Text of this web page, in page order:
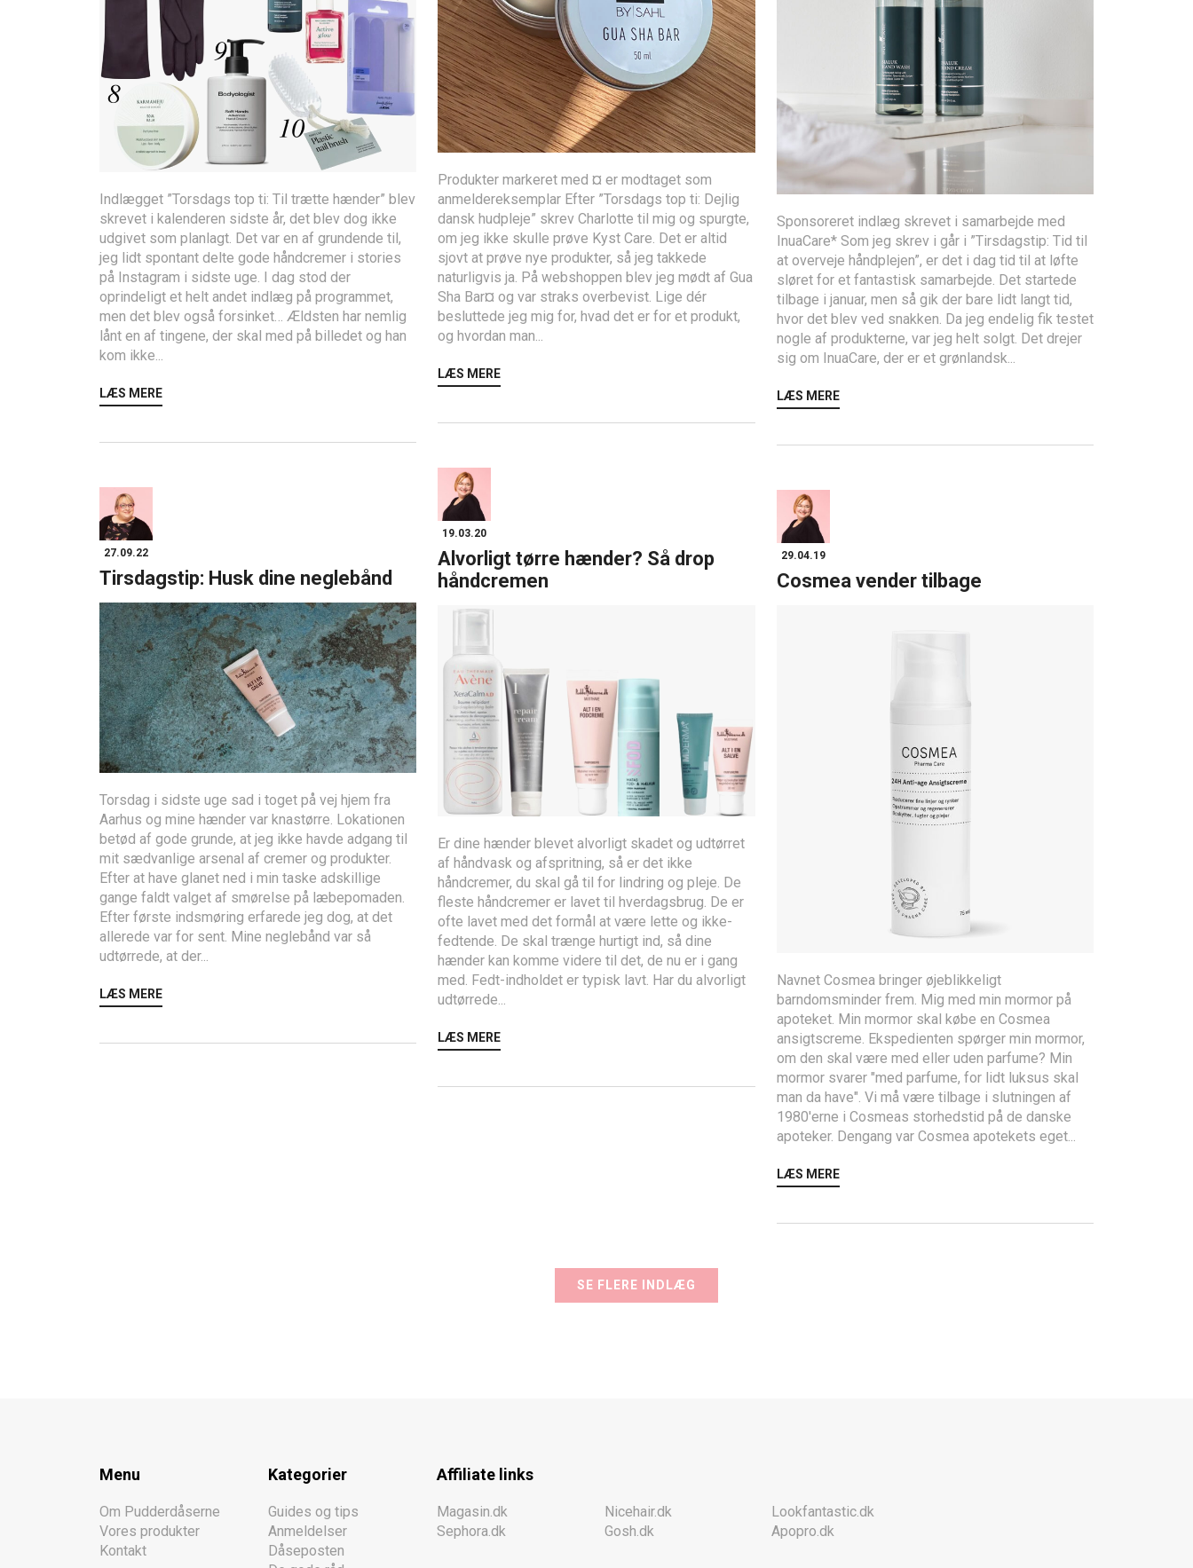
Indlægget ”Torsdags top ti: Til trætte hænder” blev
skrevet i kalenderen sidste år, det blev dog ikke
udgivet som planlagt. Det var en af grundende til,
jeg lidt spontant delte gode håndcremer i stories
på Instagram i sidste uge. I dag stod der
oprindeligt et helt andet indlæg på programmet,
men det blev også forsinket… Ældsten har nemlig
lånt en af tingene, der skal med på billedet og han
kom ikke...
LÆS MERE
Produkter markeret med ¤ er modtaget som
anmeldereksemplar Efter ”Torsdags top ti: Dejlig
dansk hudpleje” skrev Charlotte til mig og spurgte,
om jeg ikke skulle prøve Kyst Care. Det er altid
sjovt at prøve nye produkter, så jeg takkede
naturligvis ja. På webshoppen blev jeg mødt af Gua
Sha Bar¤ og var straks overbevist. Lige dér
besluttede jeg mig for, hvad det er for et produkt,
og hvordan man...
LÆS MERE
Sponsoreret indlæg skrevet i samarbejde med
InuaCare* Som jeg skrev i går i ”Tirsdagstip: Tid til
at overveje håndplejen”, er det i dag tid til at løfte
sløret for et fantastisk samarbejde. Det startede
tilbage i januar, men så gik der bare lidt langt tid,
hvor det blev ved snakken. Da jeg endelig fik testet
nogle af produkterne, var jeg helt solgt. Det drejer
sig om InuaCare, der er et grønlandsk...
LÆS MERE
27.09.22
Tirsdagstip: Husk dine neglebånd
Torsdag i sidste uge sad i toget på vej hjem fra
Aarhus og mine hænder var knastørre. Lokationen
betød af gode grunde, at jeg ikke havde adgang til
mit sædvanlige arsenal af cremer og produkter.
Efter at have glanet ned i min taske adskillige
gange faldt valget af smørelse på læbepomaden.
Efter første indsmøring erfarede jeg dog, at det
allerede var for sent. Mine neglebånd var så
udtørrede, at der...
LÆS MERE
19.03.20
Alvorligt tørre hænder? Så drop
håndcremen
Er dine hænder blevet alvorligt skadet og udtørret
af håndvask og afspritning, så er det ikke
håndcremer, du skal gå til for lindring og pleje. De
fleste håndcremer er lavet til hverdagsbrug. De er
ofte lavet med det formål at være lette og ikke-
fedtende. De skal trænge hurtigt ind, så dine
hænder kan komme videre til det, de nu er i gang
med. Fedt-indholdet er typisk lavt. Har du alvorligt
udtørrede...
LÆS MERE
29.04.19
Cosmea vender tilbage
Navnet Cosmea bringer øjeblikkeligt
barndomsminder frem. Mig med min mormor på
apoteket. Min mormor skal købe en Cosmea
ansigtscreme. Ekspedienten spørger min mormor,
om den skal være med eller uden parfume? Min
mormor svarer "med parfume, for lidt luksus skal
man da have". Vi må være tilbage i slutningen af
1980'erne i Cosmeas storhedstid på de danske
apoteker. Dengang var Cosmea apotekets eget...
LÆS MERE
SE FLERE INDLÆG
Menu
Om Pudderdåserne
Vores produkter
Kontakt
Kategorier
Guides og tips
Anmeldelser
Dåseposten
Affiliate links
Magasin.dk
Sephora.dk
Nicehair.dk
Gosh.dk
Lookfantastic.dk
Apopro.dk